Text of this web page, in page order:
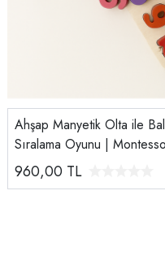
Ahşap Manyetik Olta ile
Sıralama Oyunu |
Oyuncak (12×41 cm)
960,00 TL